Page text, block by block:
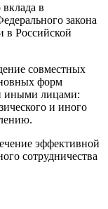
в
закона
в Российской
совместных
форм
иными лицами:
и иного
эффективной
сотрудничества